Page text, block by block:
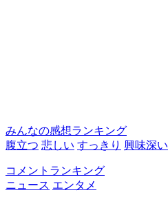
みんなの感想ランキング
腹立つ 悲しい すっきり 興味深い
コメントランキング
ニュース エンタメ